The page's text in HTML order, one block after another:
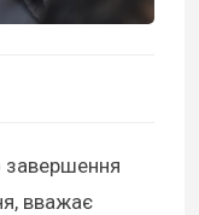
завершення
вважає